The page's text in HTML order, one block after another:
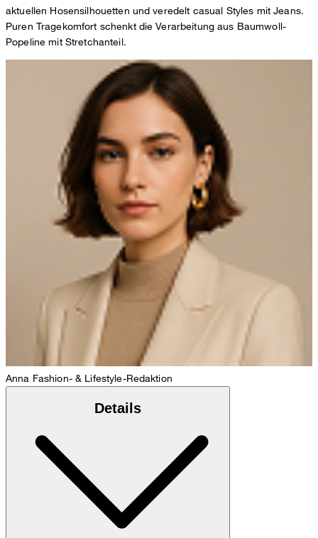
aktuellen Hosensilhouetten und veredelt casual Styles mit Jeans.
Puren Tragekomfort schenkt die Verarbeitung aus Baumwoll-
Popeline mit Stretchanteil.
Anna Fashion- & Lifestyle-Redaktion
Details